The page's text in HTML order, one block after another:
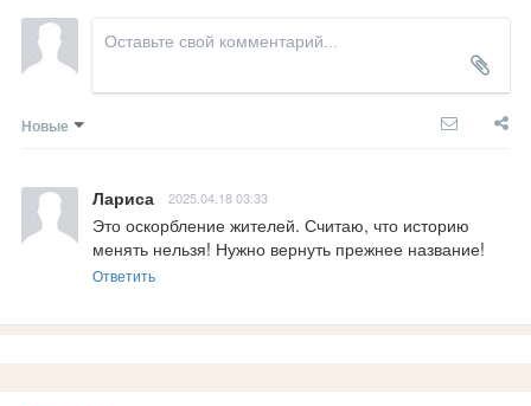
Новые
Лариса 2025.04.18 03:33
Это оскорбление жителей. Считаю, что историю
менять нельзя! Нужно вернуть прежнее название!
Ответить